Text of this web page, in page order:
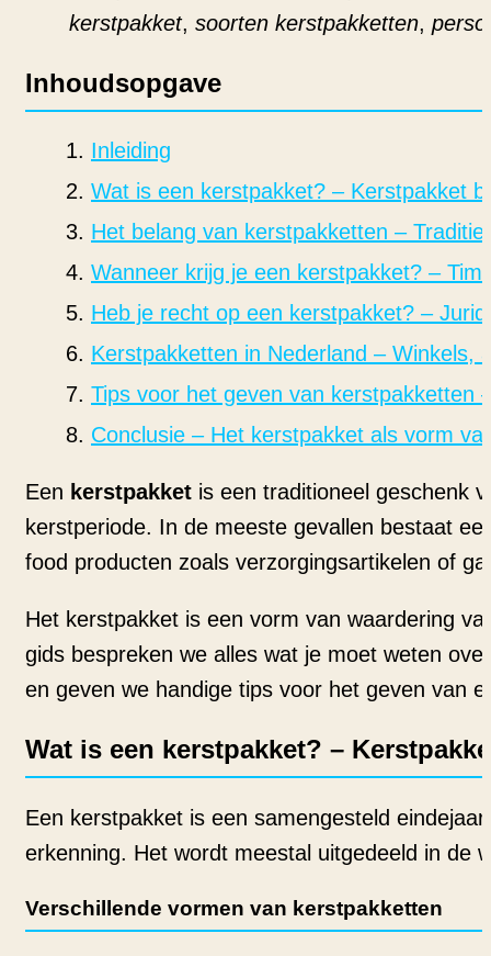
kerstpakket, soorten kerstpakketten,
Inhoudsopgave
Inleiding
Wat is een kerstpakket? – Kerstpakket
Het belang van kerstpakketten –
Wanneer krijg je een kerstpakket? –
Heb je recht op een kerstpakket? –
Kerstpakketten in Nederland – Winkels,
Tips voor het geven van kerstpakketten
Conclusie – Het kerstpakket als vorm
Een kerstpakket is een traditioneel geschenk
kerstperiode. In de meeste gevallen bestaat
food producten zoals verzorgingsartikelen of
Het kerstpakket is een vorm van waardering
gids bespreken we alles wat je moet weten
en geven we handige tips voor het geven van
Wat is een kerstpakket? –
Een kerstpakket is een samengesteld
erkenning. Het wordt meestal uitgedeeld in de
Verschillende vormen van kerstpakketten